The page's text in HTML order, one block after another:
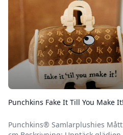
Punchkins Fake It Till You Make It!
Punchkins® Samlarplushies